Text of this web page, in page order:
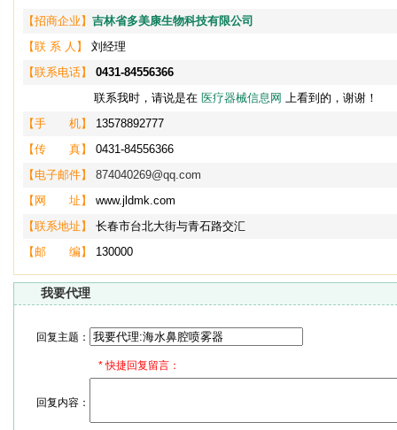
【招商企业】 吉林省多美康生物科技有限公司
【联 系 人】
刘经理
【联系电话】
0431-84556366
联系我时，请说是在 医疗器械信息网 上看到的，谢谢！
【手 机】
13578892777
【传 真】
0431-84556366
【电子邮件】
874040269@qq.com
【网 址】
www.jldmk.com
【联系地址】
长春市台北大街与青石路交汇
【邮 编】
130000
我要代理
回复主题：
*快捷回复留言：
回复内容：